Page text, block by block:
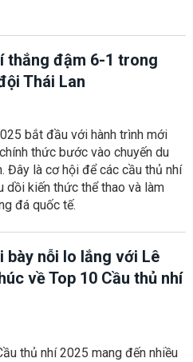
thắng đậm 6-1 trong
Thái Lan
bắt đầu với hành trình mới
thức bước vào chuyến du
Đây là cơ hội để các cầu thủ nhí
dồi kiến thức thể thao và làm
đá quốc tế.
bày nỗi lo lắng với Lê
về Top 10 Cầu thủ nhí
thủ nhí 2025 mang đến nhiều